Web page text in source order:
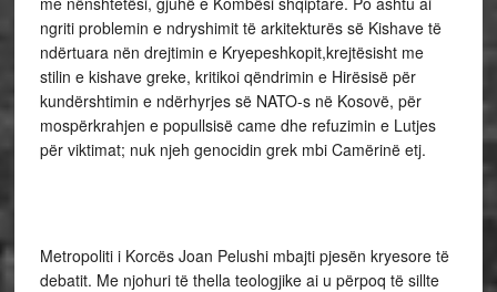
ngriti problemin e ndryshimit të arkitekturës së Kishave të
ndërtuara nën drejtimin e Kryepeshkopit,krejtësisht me
stilin e kishave greke, kritikoi qëndrimin e Hirësisë për
kundërshtimin e ndërhyrjes së NATO-s në Kosovë, për
mospërkrahjen e popullsisë came dhe refuzimin e Lutjes
për viktimat; nuk njeh genocidin grek mbi Camërinë etj.
Metropoliti i Korcës Joan Pelushi mbajti pjesën kryesore të
debatit. Me njohuri të thella teologjike ai u përpoq të sillte